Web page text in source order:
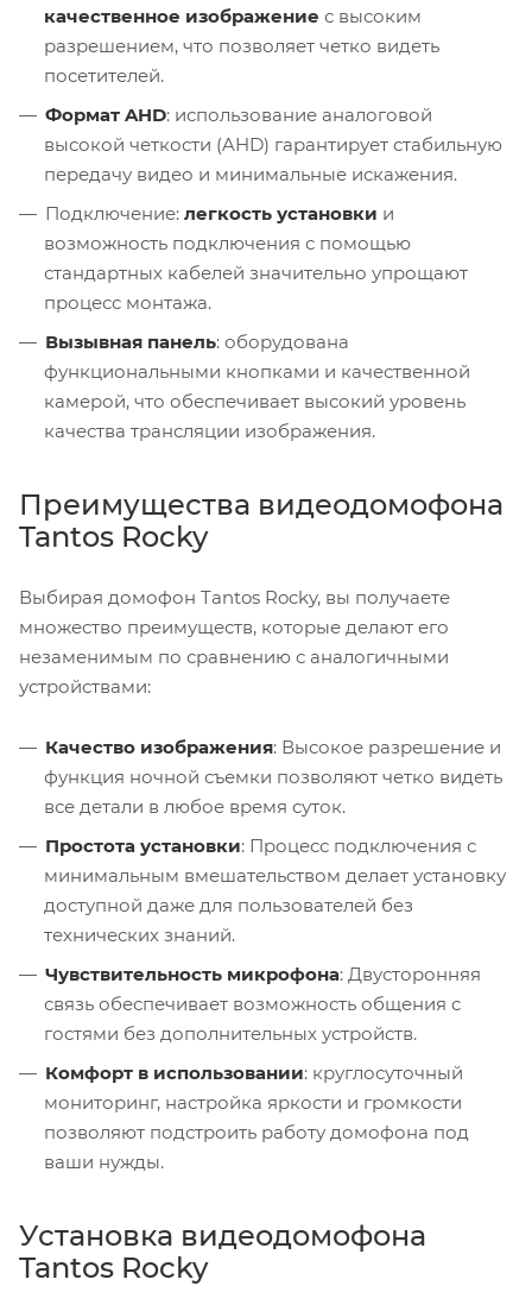
качественное изображение с высоким
разрешением, что позволяет четко видеть
посетителей.
Формат AHD: использование аналоговой
высокой четкости (AHD) гарантирует стабильную
передачу видео и минимальные искажения.
Подключение: легкость установки и
возможность подключения с помощью
стандартных кабелей значительно упрощают
процесс монтажа.
Вызывная панель: оборудована
функциональными кнопками и качественной
камерой, что обеспечивает высокий уровень
качества трансляции изображения.
Преимущества видеодомофона
Tantos Rocky
Выбирая домофон Tantos Rocky, вы получаете
множество преимуществ, которые делают его
незаменимым по сравнению с аналогичными
устройствами:
Качество изображения: Высокое разрешение и
функция ночной съемки позволяют четко видеть
все детали в любое время суток.
Простота установки: Процесс подключения с
минимальным вмешательством делает установку
доступной даже для пользователей без
технических знаний.
Чувствительность микрофона: Двусторонняя
связь обеспечивает возможность общения с
гостями без дополнительных устройств.
Комфорт в использовании: круглосуточный
мониторинг, настройка яркости и громкости
позволяют подстроить работу домофона под
ваши нужды.
Установка видеодомофона
Tantos Rocky